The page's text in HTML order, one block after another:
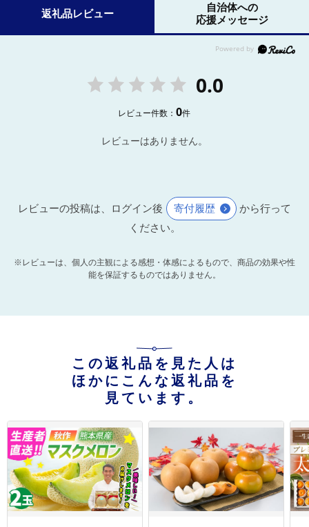
返礼品レビュー
自治体への
応援メッセージ
0.0
レビュー件数：0件
レビューはありません。
レビューの投稿は、ログイン後 寄付履歴
から行って
ください。
※レビューは、個人の主観による感想・体感によるもので、商品の効果や性
能を保証するものではありません。
この返礼品を見た人は
ほかにこんな返礼品を
見ています。